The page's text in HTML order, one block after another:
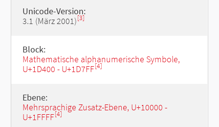
Unicode-Version:
3.1 (März 2001)[3]
Block:
Mathematische alphanumerische Symbole,
U+1D400 - U+1D7FF[4]
Ebene:
Mehrsprachige Zusatz-Ebene, U+10000 -
U+1FFFF[4]